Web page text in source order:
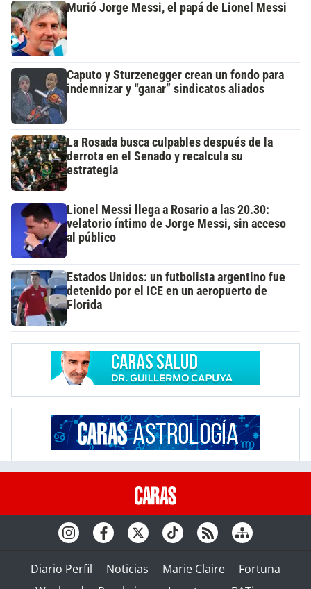
Murió Jorge Messi, el papá de Lionel Messi
Caputo y Sturzenegger crean un fondo para
indemnizar y “ganar” sindicatos aliados
La Rosada busca culpables después de la
derrota en el Senado y recalcula su
estrategia
Lionel Messi llega a Rosario a las 20.30:
velatorio íntimo de Jorge Messi, sin acceso
al público
Estados Unidos: un futbolista argentino fue
detenido por el ICE en un aeropuerto de
Florida
Diario Perfil Noticias Marie Claire
Fortuna